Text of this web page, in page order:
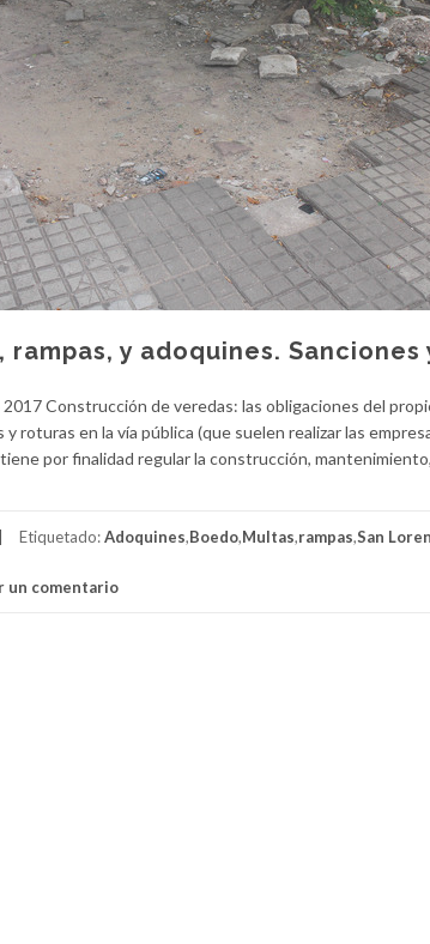
rampas, y adoquines.
Construcción de veredas: las obligaciones del
roturas en la vía pública (que suelen realizar las
por finalidad regular la construcción,
Etiquetado:Adoquines,Boedo,Multas,rampas,San
un comentario